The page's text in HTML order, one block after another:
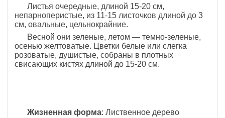
Листья очередные, длиной 15-20 см,
непарноперистые, из 11-15 листочков длиной до 3
см, овальные, цельнокрайние.
Весной они зеленые, летом — темно-зеленые,
осенью желтоватые. Цветки белые или слегка
розоватые, душистые, собраны в плотных
свисающих кистях длиной до 15-20 см.
Жизненная форма: Лиственное дерево